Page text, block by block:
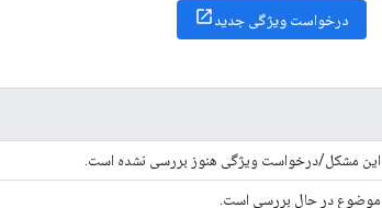
درخواست ویژگی جدید
این مشکل/درخواست ویژگی هنوز بررسی نشده است.
موضوع در حال بررسی است.